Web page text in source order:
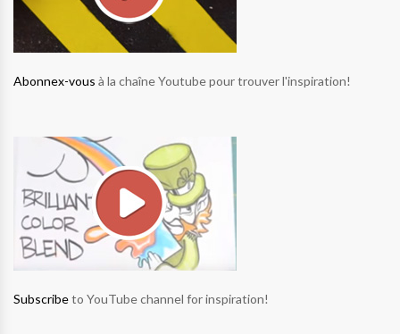
Abonnex-vous à la chaîne Youtube pour trouver l'inspiration!
Subscribeto YouTube channel for inspiration!